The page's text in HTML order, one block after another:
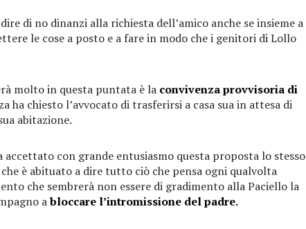
di no dinanzi alla richiesta dell’amico anche se insieme a
le cose a posto e a fare in modo che i genitori di Lollo
molto in questa puntata è la convivenza provvisoria di
ha chiesto l’avvocato di trasferirsi a casa sua in attesa di
abitazione.
accettato con grande entusiasmo questa proposta lo stesso
è abituato a dire tutto ciò che pensa ogni qualvolta
che sembrerà non essere di gradimento alla Paciello la
abloccare l’intromissione del padre.